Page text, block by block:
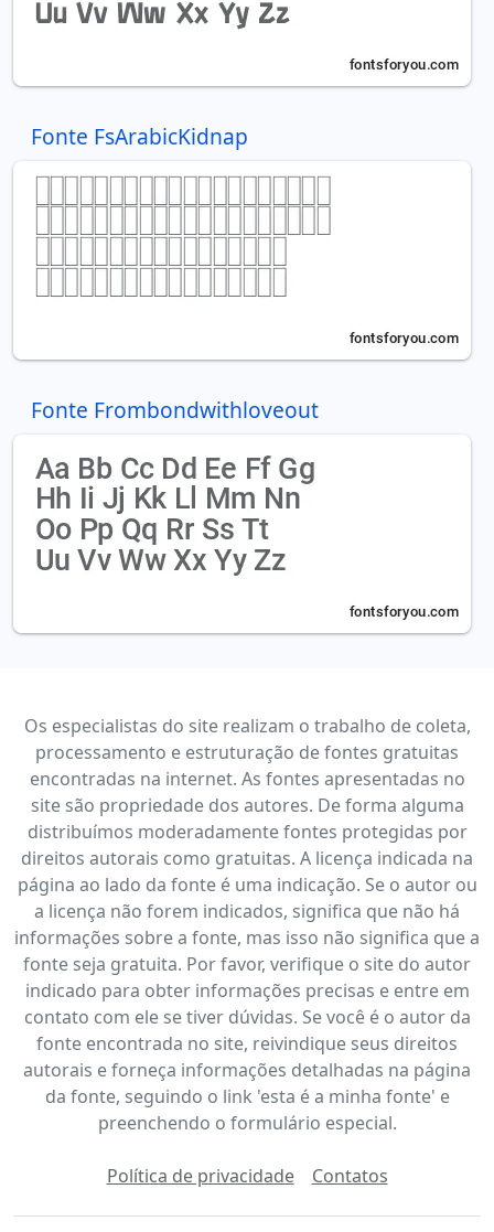
Fonte FsArabicKidnap
Fonte Frombondwithloveout
Os especialistas do site realizam o trabalho de coleta,
processamento e estruturação de fontes gratuitas
encontradas na internet. As fontes apresentadas no
site são propriedade dos autores. De forma alguma
distribuímos moderadamente fontes protegidas por
direitos autorais como gratuitas. A licença indicada na
página ao lado da fonte é uma indicação. Se o autor ou
a licença não forem indicados, significa que não há
informações sobre a fonte, mas isso não significa que a
fonte seja gratuita. Por favor, verifique o site do autor
indicado para obter informações precisas e entre em
contato com ele se tiver dúvidas. Se você é o autor da
fonte encontrada no site, reivindique seus direitos
autorais e forneça informações detalhadas na página
da fonte, seguindo o link 'esta é a minha fonte' e
preenchendo o formulário especial.
Política de privacidade Contatos